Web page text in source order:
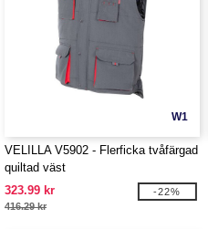
W1
VELILLA V5902 - Flerficka tvåfärgad
quiltad väst
323.99 kr
416.29 kr
-22%